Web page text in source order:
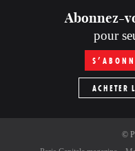
Abonnez-
pour
ACHETER
©